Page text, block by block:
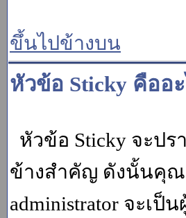
ขึ้นไปข้างบน
หัวข้อ Sticky คืออะ
หัวข้อ Sticky จะป
ข้างสำคัญ ดังนั้นคุณ
administrator จะเ